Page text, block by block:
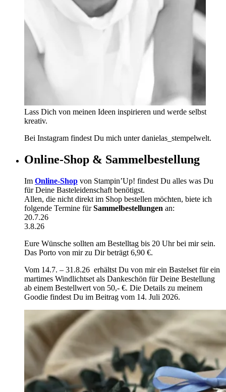
Lass Dich von meinen Ideen inspirieren und werde selbst
kreativ.
Bei Instagram findest Du mich unter danielas_stempelwelt.
Online-Shop & Sammelbestellung
Im Online-Shop von Stampin’Up! findest Du alles was Du
für Deine Basteleidenschaft benötigst.
Allen, die nicht direkt im Shop bestellen möchten, biete ich
folgende Termine fürSammelbestellungen an:
20.7.26
3.8.26
Eure Wünsche sollten am Bestelltag bis 20 Uhr bei mir sein.
Das Porto von mir zu Dir beträgt 6,90 €.
Vom 14.7. – 31.8.26 erhältst Du von mir ein Bastelset für ein
martimes Windlichtset als Dankeschön für Deine Bestellung
ab einem Bestellwert von 50,- €. Die Details zu meinem
Goodie findest Du im Beitrag vom 14. Juli 2026.